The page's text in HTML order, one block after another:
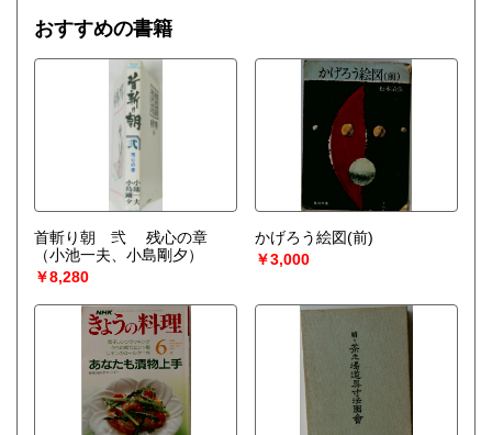
おすすめの書籍
首斬り朝 弐 残心の章
（小池一夫、小島剛夕）
￥8,280
かげろう絵図(前)
￥3,000